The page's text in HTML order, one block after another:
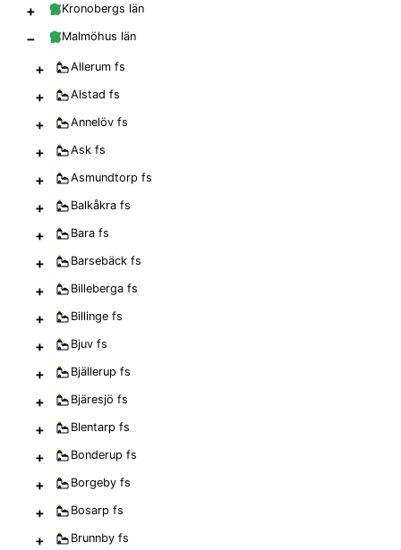
+ Kronobergs län
− Malmöhus län
+ Allerum fs
+ Alstad fs
+ Annelöv fs
+ Ask fs
+ Asmundtorp fs
+ Balkåkra fs
+ Bara fs
+ Barsebäck fs
+ Billeberga fs
+ Billinge fs
+ Bjuv fs
+ Bjällerup fs
+ Bjäresjö fs
+ Blentarp fs
+ Bonderup fs
+ Borgeby fs
+ Bosarp fs
+ Brunnby fs